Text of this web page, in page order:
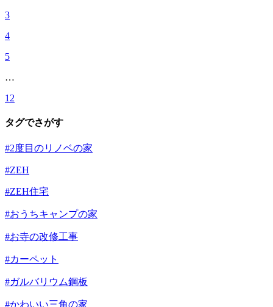
3
4
5
…
12
タグでさがす
#2度目のリノベの家
#ZEH
#ZEH住宅
#おうちキャンプの家
#お寺の改修工事
#カーペット
#ガルバリウム鋼板
#かわいい三角の家